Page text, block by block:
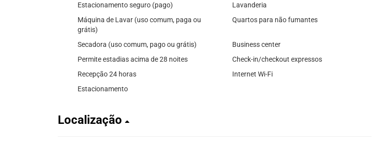
Estacionamento seguro (pago)
Lavanderia
Máquina de Lavar (uso comum, paga ou
grátis)
Quartos para não fumantes
Secadora (uso comum, pago ou grátis)
Business center
Permite estadias acima de 28 noites
Check-in/checkout expressos
Recepção 24 horas
Internet Wi-Fi
Estacionamento
Localização